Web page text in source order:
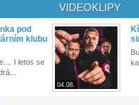
pod
klubu
I letos se
VIDEOKLIPY
04.08.